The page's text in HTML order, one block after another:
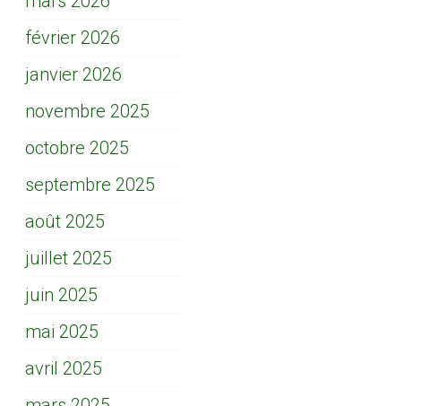
février 2026
janvier 2026
novembre 2025
octobre 2025
septembre 2025
août 2025
juillet 2025
juin 2025
mai 2025
avril 2025